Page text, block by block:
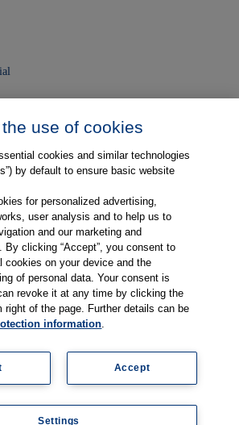
Datenschutz Kontakt AGB
use of cookies
cookies and similar technologies
by default to ensure basic website
for personalized advertising,
user analysis and to help us to
and our marketing and
By clicking “Accept”, you consent to
cookies on your device and the
of personal data. Your consent is
revoke it at any time by clicking the
right of the page. Further details can be
information.
Accept
Settings